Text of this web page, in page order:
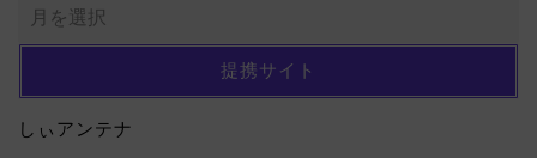
提携サイト
しぃアンテナ